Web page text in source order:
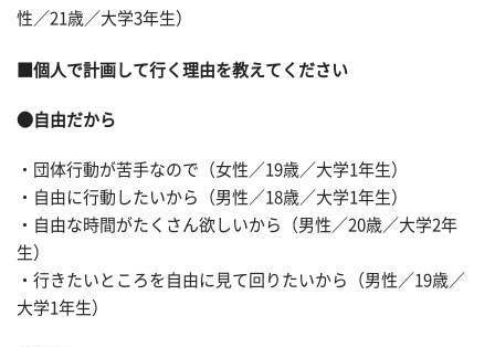
性／21歳／大学3年生）
■個人で計画して行く理由を教えてください
●自由だから
・団体行動が苦手なので（女性／19歳／大学1年生）
・自由に行動したいから（男性／18歳／大学1年生）
・自由な時間がたくさん欲しいから（男性／20歳／大学2年
生）
・行きたいところを自由に見て回りたいから（男性／19歳／
大学1年生）